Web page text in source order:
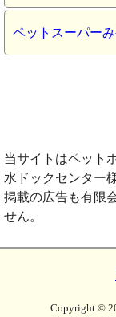
ペットスーパー
当サイトはペット
水ドックセンター
掲載の広告も有限
せん。
Copyright ©